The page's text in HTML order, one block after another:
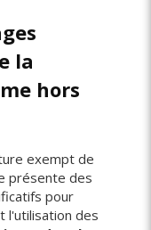
la
hors
exempt de
présente des
pour
l'utilisation des